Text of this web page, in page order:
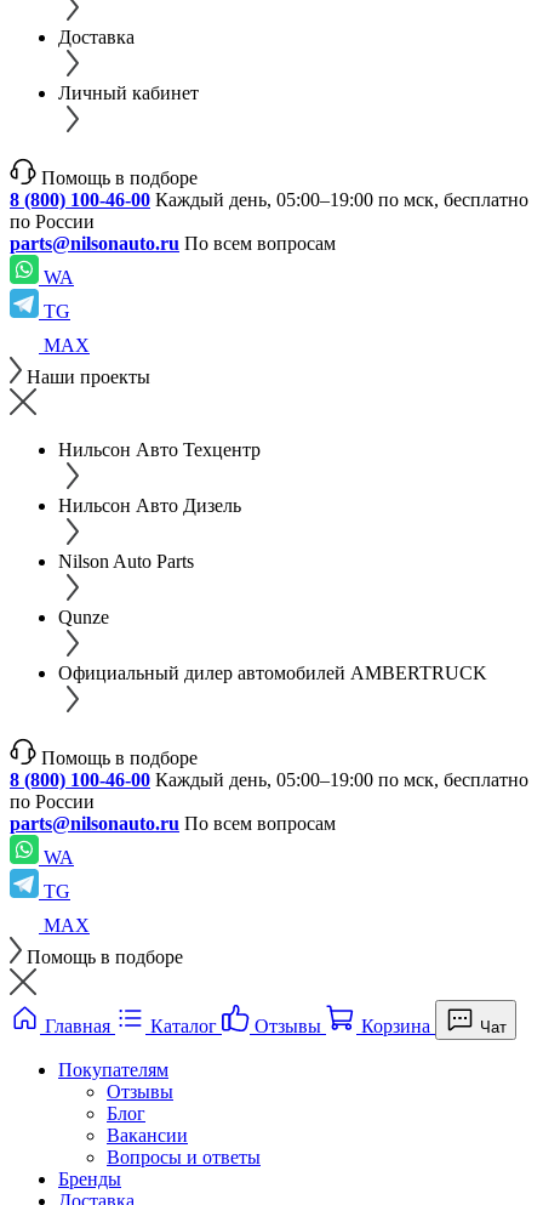
Доставка
Личный кабинет
Помощь в подборе
8 (800) 100-46-00 Каждый день, 05:00–19:00 по мск, бесплатно
по России
parts@nilsonauto.ru По всем вопросам
WA
TG
MAX
Наши проекты
Нильсон Авто Техцентр
Нильсон Авто Дизель
Nilson Auto Parts
Qunze
Официальный дилер автомобилей AMBERTRUCK
Помощь в подборе
8 (800) 100-46-00 Каждый день, 05:00–19:00 по мск, бесплатно
по России
parts@nilsonauto.ru По всем вопросам
WA
TG
MAX
Помощь в подборе
Главная Каталог Отзывы Корзина Чат
Покупателям
Отзывы
Блог
Вакансии
Вопросы и ответы
Бренды
Доставка